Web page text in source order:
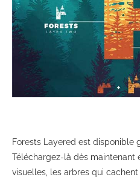
Forests Layered est disponible
Téléchargez-là dès maintenant
visuelles, les arbres qui